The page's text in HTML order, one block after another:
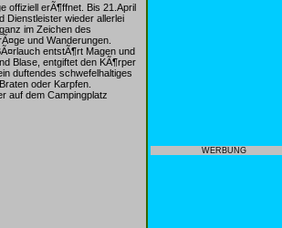
offiziell erÃ¶ffnet. Bis 21.April
Dienstleister wieder allerlei
im Zeichen des
und Wanderungen.
entstÃ¶rt Magen und
Blase, entgiftet den KÃ¶rper
duftendes schwefelhaltiges
oder Karpfen.
auf dem Campingplatz
WERBUNG